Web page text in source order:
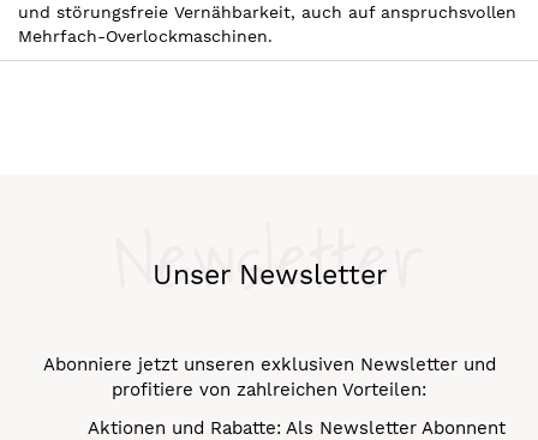
und störungsfreie Vernähbarkeit, auch auf anspruchsvollen
Mehrfach-Overlockmaschinen.
Unser Newsletter
Newsletter
Abonniere jetzt unseren exklusiven Newsletter und
profitiere von zahlreichen Vorteilen:
Aktionen und Rabatte: Als Newsletter Abonnent